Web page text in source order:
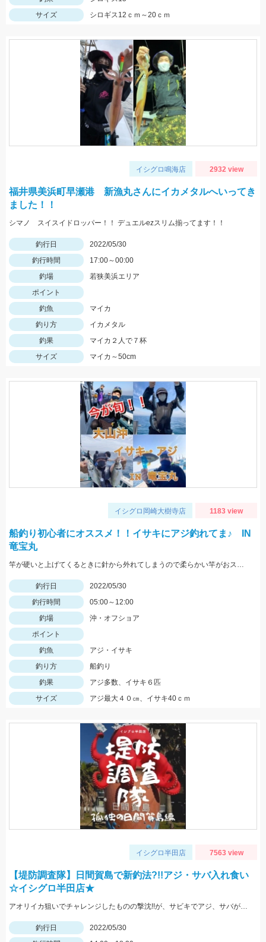
サイズ
シロギス12ｃｍ～20ｃｍ
イシグロ鳴海店 2932 view
福井県美浜町早瀬港 新漁丸さんにイカメタルへいってき
ました！！
シマノ スイスイドロッパー！！ デュエルezスリム揃ってます！！
釣行日
2022/05/30
釣行時間
17:00～00:00
釣場
若狭美浜エリア
ポイント
釣魚
マイカ
釣り方
イカメタル
釣果
マイカ２人で７杯
サイズ
マイカ～50cm
イシグロ岡崎大樹寺店 1183 view
船釣り初心者にオススメ！！イサキにアジ釣れてま♪ IN
竜宝丸
竿が硬いと上げてくるときに針から外れてしまうので柔らかい竿がおススメです！
釣行日
2022/05/30
釣行時間
05:00～12:00
釣場
沖・オフショア
ポイント
釣魚
アジ・イサキ
釣り方
船釣り
釣果
アジ多数、イサキ６匹
サイズ
アジ最大４０㎝、イサキ40ｃｍ
イシグロ半田店 7563 view
【堤防調査隊】日間賀島で新釣法?!!アジ・サバ入れ食い
☆イシグロ半田店★
アオリイカ狙いでチャレンジしたものの撃沈!!が、サビキでアジ、サバが入れ食い!!豆アジマッチとサビキ三昧をお忘れなく!
釣行日
2022/05/30